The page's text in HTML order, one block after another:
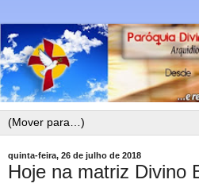
quinta-feira, 26 de julho de 2018
Hoje na matriz Divino